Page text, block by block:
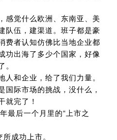
感觉什么欧洲、东南亚、美
队伍，建渠道。班子都是豪
费者认知仿佛比当地企业都
功出海了多少个国家，好像
和企业，给了我们力量。
国际市场的挑战，没什么，
就完了！
最后一个月里的“上市之
成功上市。